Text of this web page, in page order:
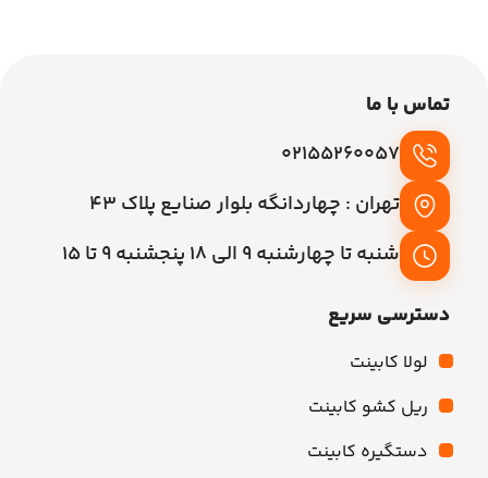
تماس با ما
02155260057
تهران : چهاردانگه بلوار صنایع پلاک 43
شنبه تا چهارشنبه 9 الی 18 پنجشنبه 9 تا 15
دسترسی سریع
لولا کابینت
ریل کشو کابینت
دستگیره کابینت